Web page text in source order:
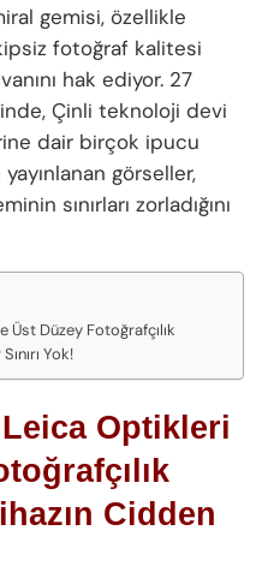
gemisi, özellikle
fotoğraf kalitesi
hak ediyor. 27
Çinli teknoloji devi
dair birçok ipucu
görseller,
sınırları zorladığını
Üst Düzey Fotoğrafçılık
Yok!
Optikleri
Cidden